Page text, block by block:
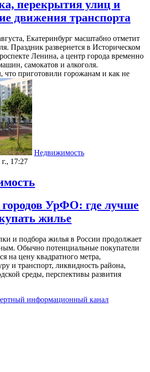
перекрытия улиц и
движения транспорта
Екатеринбург масштабно отметит
Праздник развернется в Историческом
Ленина, а центр города временно
самокатов и алкоголя.
что приготовили горожанам и как не
Недвижимость
17:27
городов УрФО: где лучше
жилье
и подбора жилья в России продолжает
Обычно потенциальные покупатели
на цену квадратного метра,
и транспорт, ликвидность района,
среды, перспективы развития
информационный канал